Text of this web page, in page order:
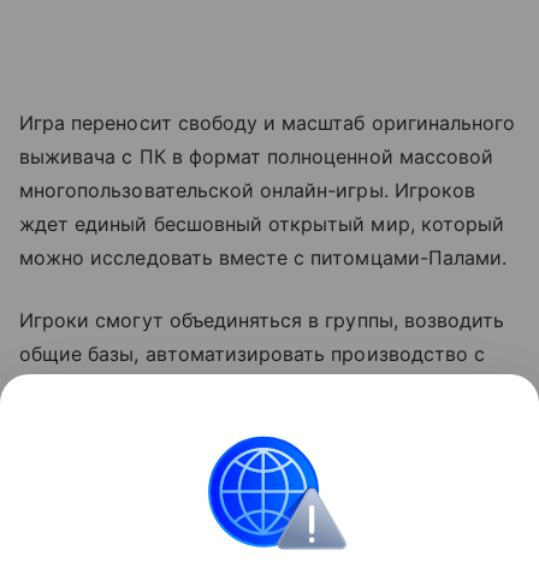
Игра переносит свободу и масштаб оригинального
выживача с ПК в формат полноценной массовой
многопользовательской онлайн-игры. Игроков
ждет единый бесшовный открытый мир, который
можно исследовать вместе с питомцами-Палами.
Игроки смогут объединяться в группы, возводить
общие базы, автоматизировать производство с
PvP-режимах. Релиз Palworld Online запланирован